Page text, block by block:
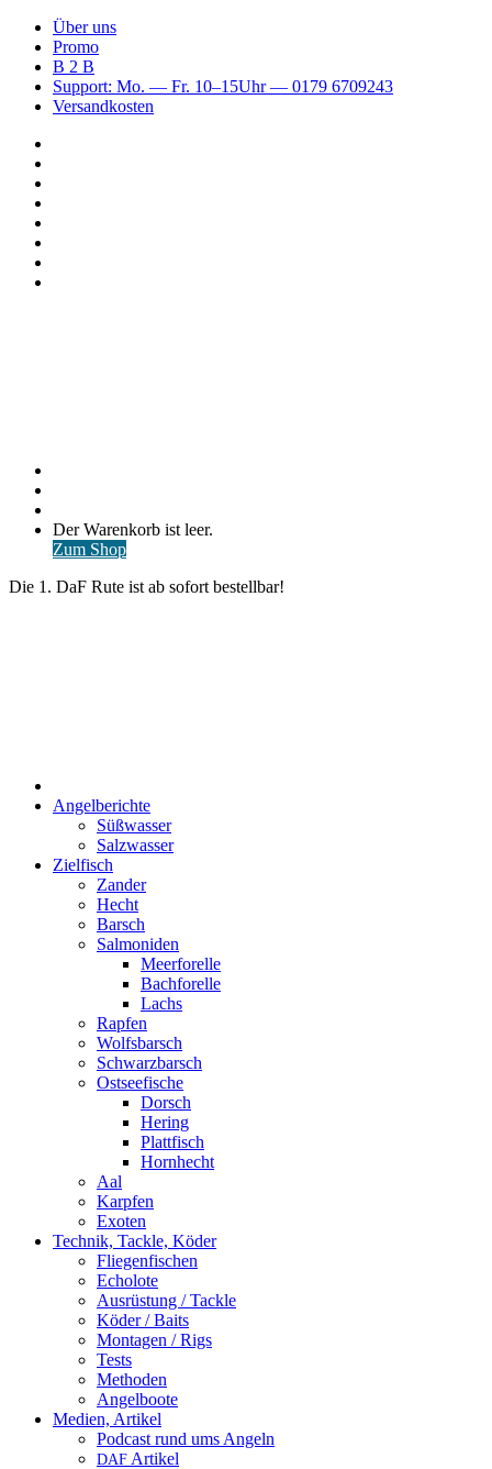
Über uns
Promo
B 2 B
Support: Mo. — Fr. 10–15Uhr — 0179 6709243
Versandkosten
Warenkorb
ansehen
Der Warenkorb ist leer.
Zum Shop
Die 1. DaF Rute ist ab sofort bestellbar!
Angelberichte
Süßwasser
Salzwasser
Zielfisch
Zander
Hecht
Barsch
Salmoniden
Meerforelle
Bachforelle
Lachs
Rapfen
Wolfsbarsch
Schwarzbarsch
Ostseefische
Dorsch
Hering
Plattfisch
Hornhecht
Aal
Karpfen
Exoten
Technik, Tackle, Köder
Fliegenfischen
Echolote
Ausrüstung / Tackle
Köder / Baits
Montagen / Rigs
Tests
Methoden
Angelboote
Medien, Artikel
Podcast rund ums Angeln
DAF Artikel